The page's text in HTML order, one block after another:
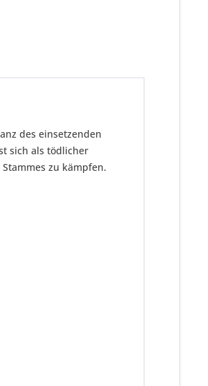
des einsetzenden
sich als tödlicher
zu kämpfen.